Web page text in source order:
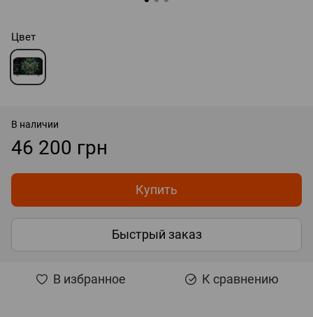
Цвет
В наличии
46 200 грн
Купить
Быстрый заказ
В избранное К сравнению